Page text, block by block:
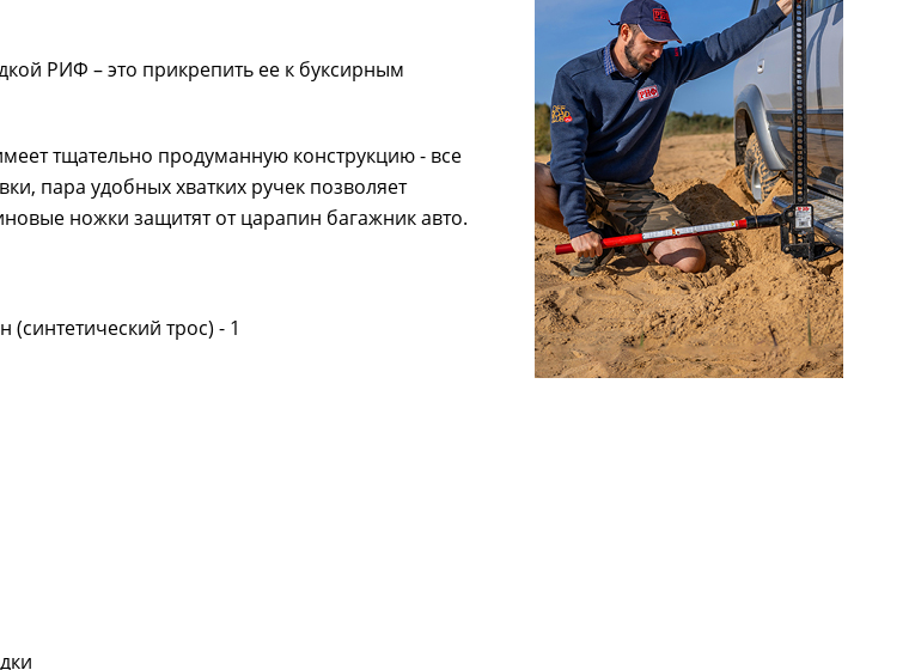
РИФ – это прикрепить ее к буксирным
тщательно продуманную конструкцию - все
пара удобных хватких ручек позволяет
ножки защитят от царапин багажник авто.
(синтетический трос) - 1